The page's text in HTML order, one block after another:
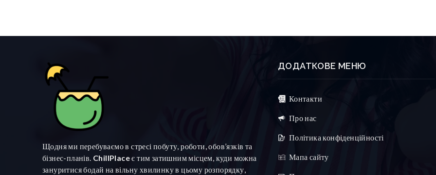
Щодня ми перебуваємо в стресі побуту, роботи, обов’язків та
бізнес-планів. ChillPlaceє тим затишним місцем, куди можна
зануритися бодай на вільну хвилинку в цьому розпорядку,
ДОДАТКОВЕ МЕНЮ
Контакти
Про нас
Політика конфіденційності
Мапа сайту